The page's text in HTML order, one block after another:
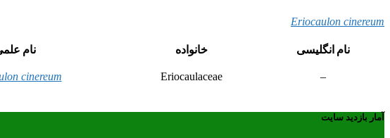
Eriocaulon cinereum
نام انگلیسی خانواده نام
–
Eriocaulaceae
cinereum
آمار بازدید سایت